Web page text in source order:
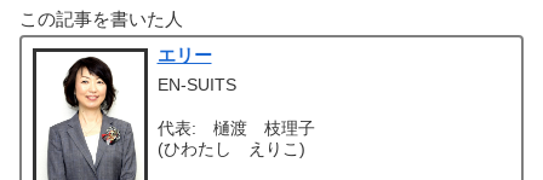
この記事を書いた人
エリー
EN-SUITS
代表: 樋渡 枝理子
(ひわたし えりこ)